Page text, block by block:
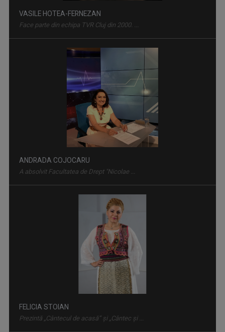
Sâmbătă, duminică, ora 7.00, la TVR3
Joi, ora 20:30, la TVR Timișoara. Sâmbătă, ora ...
VASILE HOTEA-FERNEZAN
Face parte din echipa TVR Cluj din 2000. ...
ANDRADA COJOCARU
A absolvit Facultatea de Drept "Nicolae ...
FELICIA STOIAN
Prezintă „Cântecul de acasă” și „Cântec și ...